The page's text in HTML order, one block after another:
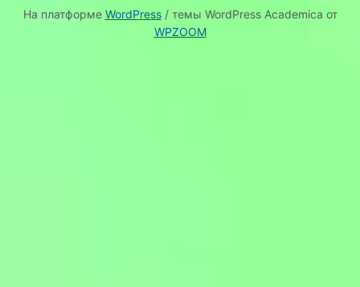
На платформе WordPress/ темы WordPress Academica от
WPZOOM